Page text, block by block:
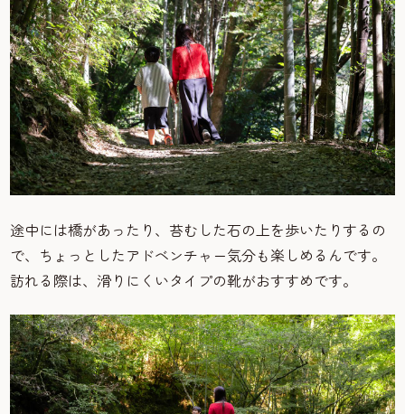
途中には橋があったり、苔むした石の上を歩いたりするの
で、ちょっとしたアドベンチャー気分も楽しめるんです。
訪れる際は、滑りにくいタイプの靴がおすすめです。